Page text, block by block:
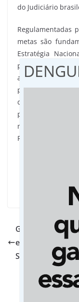
do Judiciário
Regulamentadas
metas são
Estratégia
permitindo a
análise de
parâmetros das
debatidos
preparatórias
maio e agosto.
Rezende)
Governo de MS
em visita
STF
MS